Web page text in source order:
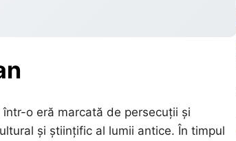
o eră marcată de persecuții și
și științific al lumii antice. În timpul